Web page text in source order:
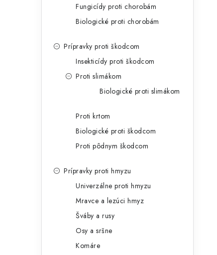
Fungicídy proti chorobám
Biologické proti chorobám
Prípravky proti škodcom
Insekticídy proti škodcom
Proti slimákom
Biologické proti slimákom
Proti krtom
Biologické proti škodcom
Proti pôdnym škodcom
Prípravky proti hmyzu
Univerzálne proti hmyzu
Mravce a lezúci hmyz
Šváby a rusy
Osy a sršne
Komáre